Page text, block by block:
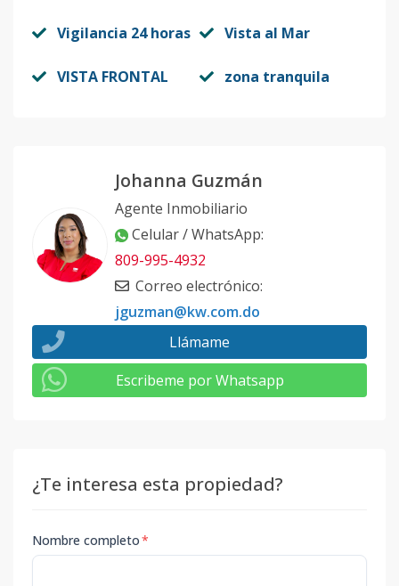
Vigilancia 24 horas Vista al Mar
VISTA FRONTAL zona tranquila
Johanna Guzmán
Agente Inmobiliario
Celular / WhatsApp:
809-995-4932
Correo electrónico:
jguzman@kw.com.do
Llámame
Escribeme por Whatsapp
¿Te interesa esta propiedad?
Nombre completo*